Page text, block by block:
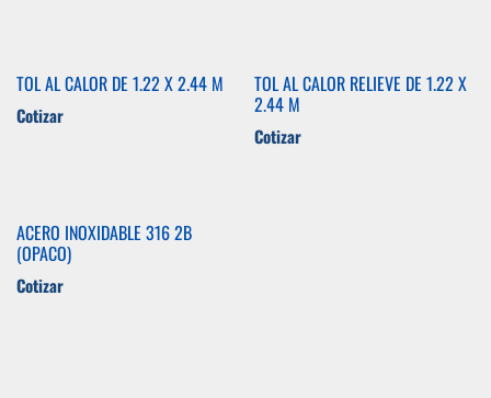
TOL AL CALOR DE 1.22 X 2.44 M
Cotizar
TOL AL CALOR RELIEVE DE 1.22 X
2.44 M
Cotizar
ACERO INOXIDABLE 316 2B
(OPACO)
Cotizar